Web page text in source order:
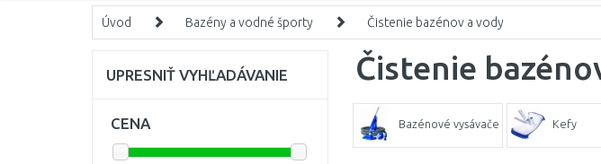
Úvod Bazény a vodné športy Čistenie bazénov a vody
Čistenie
Bazénové vysávače Kefy
UPRESNIŤ VYHĽADÁVANIE
CENA